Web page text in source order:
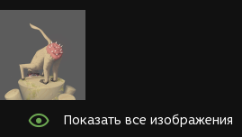
Показать все изображения